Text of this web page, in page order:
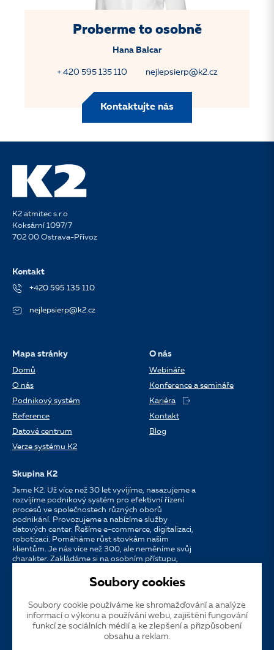
Proberme to osobně
Hana Balcar
+ 420 595 135 110 nejlepsierp@k2.cz
Kontaktujte nás
K2 atmitec s.r.o
Koksární 1097/7
702 00 Ostrava-Přívoz
Kontakt
+420 595 135 110
nejlepsierp@k2.cz
Mapa stránky
Domů
O nás
Podnikový systém
Reference
Datové centrum
Verze systému K2
O nás
Webináře
Konference a semináře
Kariéra
Kontakt
Blog
Skupina K2
Jsme K2. Už více než 30 let vyvíjíme, nasazujeme a
rozvíjíme podnikový systém pro efektivní řízení
procesů ve společnostech různých oborů
podnikání. Provozujeme a nabízíme služby
datových center. Řešíme e-commerce, digitalizaci,
robotizaci. Pomáháme růst stovkám našim
klientům. Je nás více než 300, ale neměníme svůj
charakter. Zakládáme si na osobním přístupu,
Jazyk CS EN SK
Dotační publicita
Soubory cookies
Soubory cookie používáme ke shromažďování a analýze
informací o výkonu a používání webu, zajištění fungování
funkcí ze sociálních médií a ke zlepšení a přizpůsobení
obsahu a reklam.